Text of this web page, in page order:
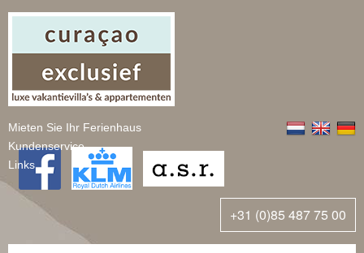
Mieten Sie Ihr Ferienhaus
Kundenservice
Links
+31 (0)85 487 75 00